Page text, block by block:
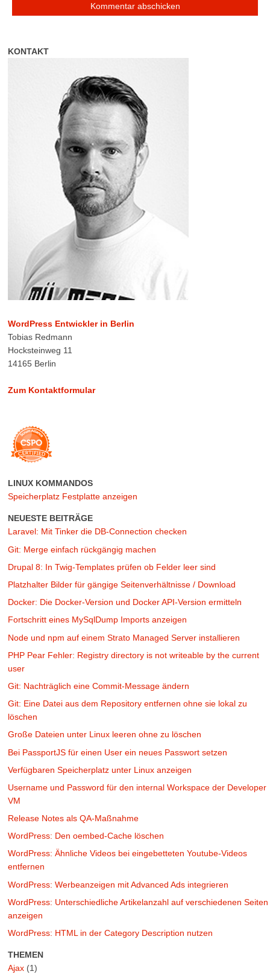
KONTAKT
WordPress Entwickler in Berlin
Tobias Redmann
Hocksteinweg 11
14165 Berlin
Zum Kontaktformular
LINUX KOMMANDOS
Speicherplatz Festplatte anzeigen
NEUESTE BEITRÄGE
Laravel: Mit Tinker die DB-Connection checken
Git: Merge einfach rückgängig machen
Drupal 8: In Twig-Templates prüfen ob Felder leer sind
Platzhalter Bilder für gängige Seitenverhältnisse / Download
Docker: Die Docker-Version und Docker API-Version ermitteln
Fortschritt eines MySqlDump Imports anzeigen
Node und npm auf einem Strato Managed Server installieren
PHP Pear Fehler: Registry directory is not writeable by the current
user
Git: Nachträglich eine Commit-Message ändern
Git: Eine Datei aus dem Repository entfernen ohne sie lokal zu
löschen
Große Dateien unter Linux leeren ohne zu löschen
Bei PassportJS für einen User ein neues Passwort setzen
Verfügbaren Speicherplatz unter Linux anzeigen
Username und Password für den internal Workspace der Developer
VM
Release Notes als QA-Maßnahme
WordPress: Den oembed-Cache löschen
WordPress: Ähnliche Videos bei eingebetteten Youtube-Videos
entfernen
WordPress: Werbeanzeigen mit Advanced Ads integrieren
WordPress: Unterschiedliche Artikelanzahl auf verschiedenen Seiten
anzeigen
WordPress: HTML in der Category Description nutzen
THEMEN
Ajax (1)